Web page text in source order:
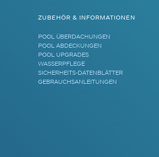
ZUBEHÖR & INFORMATIONEN
POOL ÜBERDACHUNGEN
POOL ABDECKUNGEN
POOL UPGRADES
WASSERPFLEGE
SICHERHEITS-DATENBLÄTTER
GEBRAUCHSANLEITUNGEN